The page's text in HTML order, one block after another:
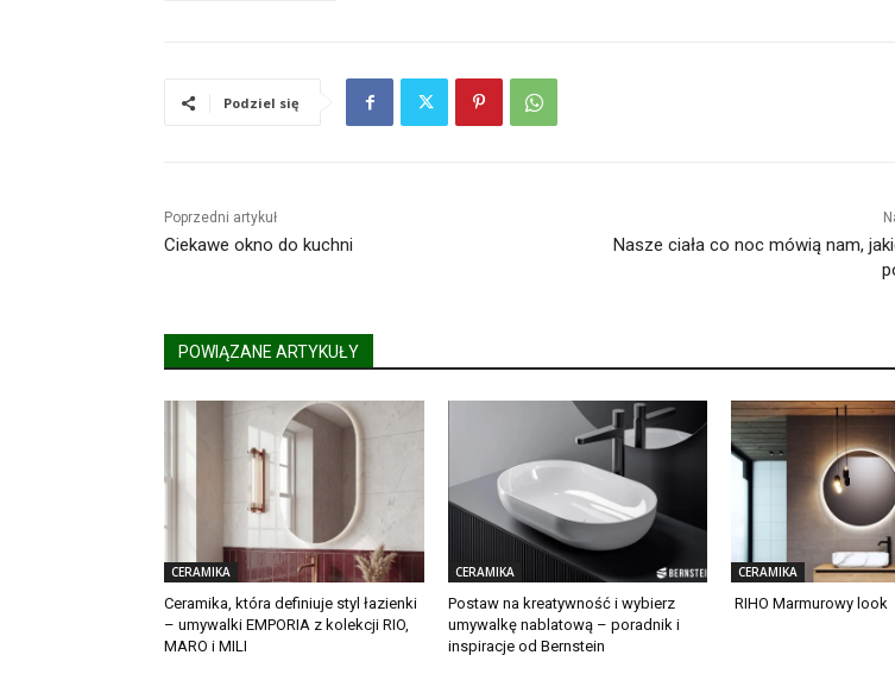
Podziel się
Poprzedni artykuł
Ciekawe okno do kuchni
Nasze ciała co noc mówią nam,
POWIĄZANE ARTYKUŁY
CERAMIKA
Ceramika, która definiuje styl łazienki
– umywalki EMPORIA z kolekcji RIO,
MARO i MILI
CERAMIKA
Postaw na kreatywność i wybierz
umywalkę nablatową – poradnik i
inspiracje od Bernstein
CERAMIKA
RIHO Marmurowy look